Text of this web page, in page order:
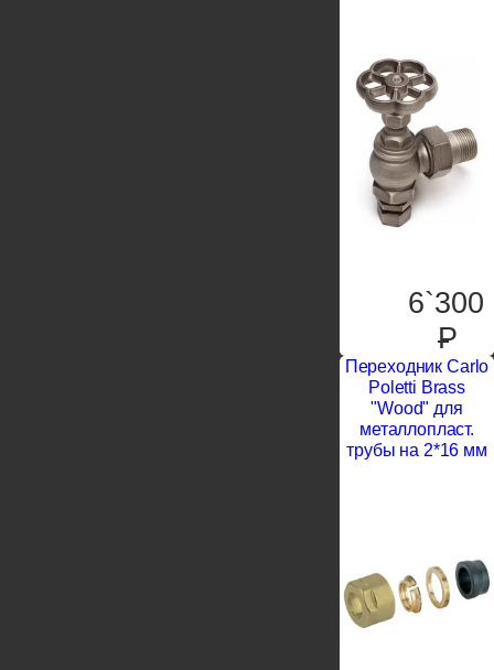
6`300
P
Переходник Carlo
Poletti Brass
"Wood" для
металлопласт.
трубы на 2*16 мм